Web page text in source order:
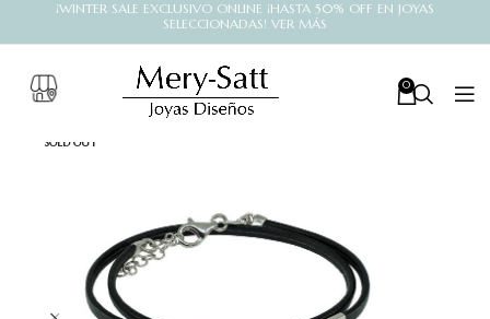
¡WINTER SALE EXCLUSIVO ONLINE ¡HASTA 50% OFF EN JOYAS
SELECCIONADAS! VER MÁS
0
SOLD OUT